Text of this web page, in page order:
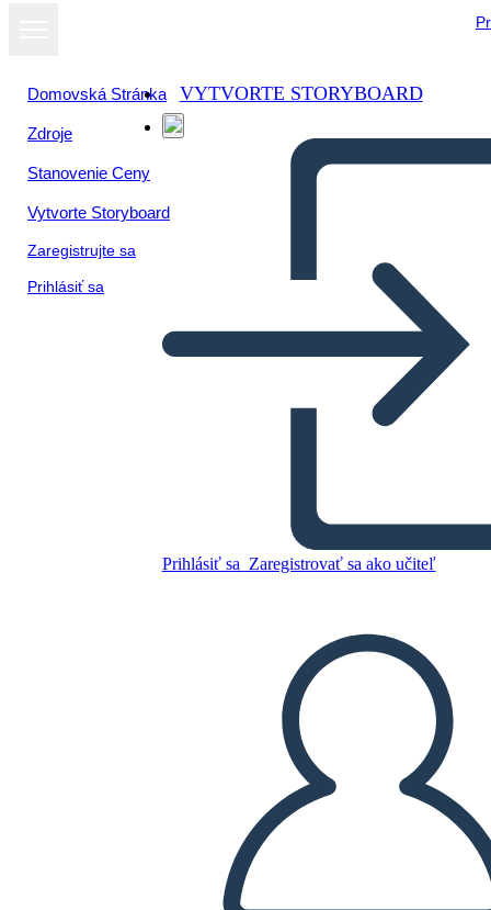
Domovská Stránka
Zdroje
Stanovenie Ceny
Vytvorte Storyboard
Zaregistrujte sa
Prihlásiť sa
VYTVORTE STORYBOARD
Prihlásiť sa Zaregistrovať sa ako učiteľ
Della Ragazza Marrone
PREHRAŤ PREZENTÁCIU
ČÍTAJ MI